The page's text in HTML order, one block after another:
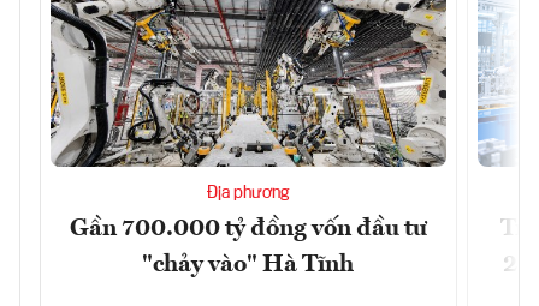
Địa phương
Gần 700.000 tỷ đồng vốn đầu tư
"chảy vào" Hà Tĩnh